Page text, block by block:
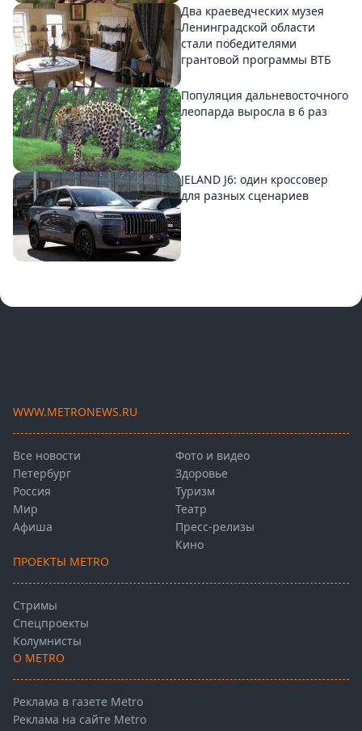
Два краеведческих музея
Ленинградской области
стали победителями
грантовой программы ВТБ
Популяция дальневосточного
леопарда выросла в 6 раз
JELAND J6: один кроссовер
для разных сценариев
WWW.METRONEWS.RU
Все новости
Петербург
Россия
Мир
Афиша
Фото и видео
Здоровье
Туризм
Театр
Пресс-релизы
Кино
ПРОЕКТЫ METRO
Стримы
Спецпроекты
Колумнисты
О METRO
Реклама в газете Metro
Реклама на сайте Metro